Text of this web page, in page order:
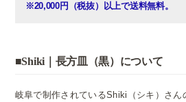
※20,000円（税抜）以上で送料無料。
■Shiki｜長方皿（黒）について
岐阜で制作されているShiki（シキ）さん